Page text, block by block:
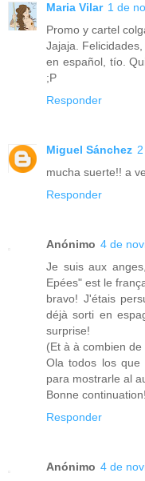
Maria Vilar 1 de
Promo y cartel
Jajaja.
en español, tío.
;P
Responder
Miguel Sánchez
mucha suerte!! a
Responder
Anónimo 4 de
Je suis aux
Epées" est le
bravo! J'étais
déjà sorti en
surprise!
(Et à à combien
Ola todos los
para mostrarle al
Bonne continuation!
Responder
Anónimo 4 de